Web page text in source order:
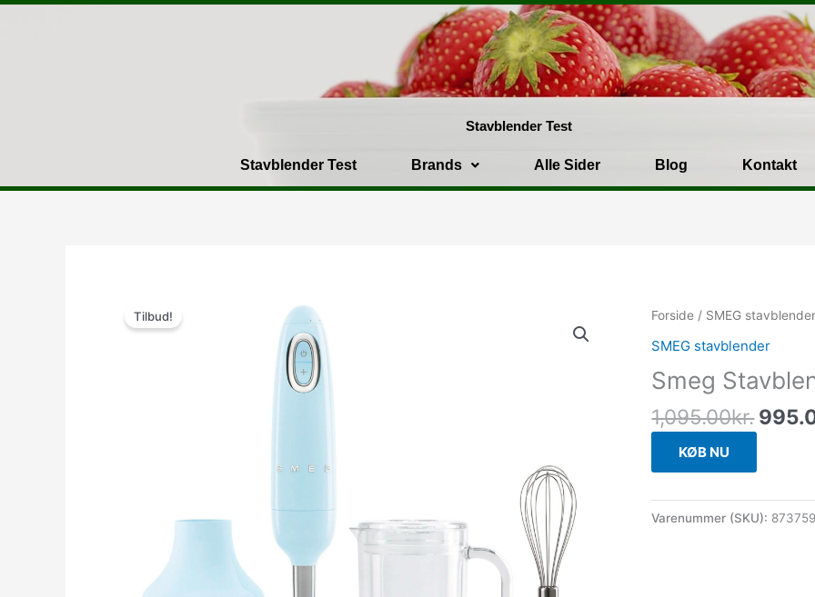
Gå
Stavblender Test
Stavblender Test Brands Alle Sider Blog Kontakt
Tilbud! Forside / SMEG stavblender
SMEG stavblender
Smeg
1,095.00kr.
pris
KØB NU
Varenummer (SKU):